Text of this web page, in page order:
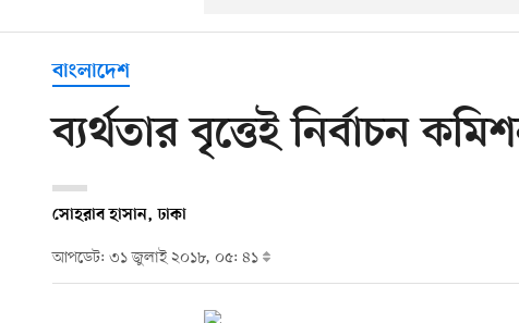
বাংলাদেশ
ব্যর্থতার বৃত্তেই নির্বাচন
সোহরাব হাসান, ঢাকা
আপডেট: ৩১ জুলাই ২০১৮, ০৫: ৪১